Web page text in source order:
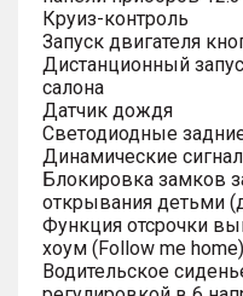
Круиз-контроль
Запуск двигателя
Дистанционный
салона
Датчик дождя
Светодиодные
Динамические
Блокировка замков
открывания детьми
Функция отсрочки
хоум (Follow me
Водительское